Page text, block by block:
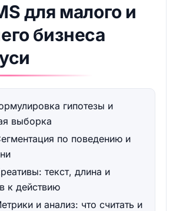
для малого и
бизнеса
гипотезы и
выборка
по поведению и
текст, длина и
к действию
и анализ: что считать и